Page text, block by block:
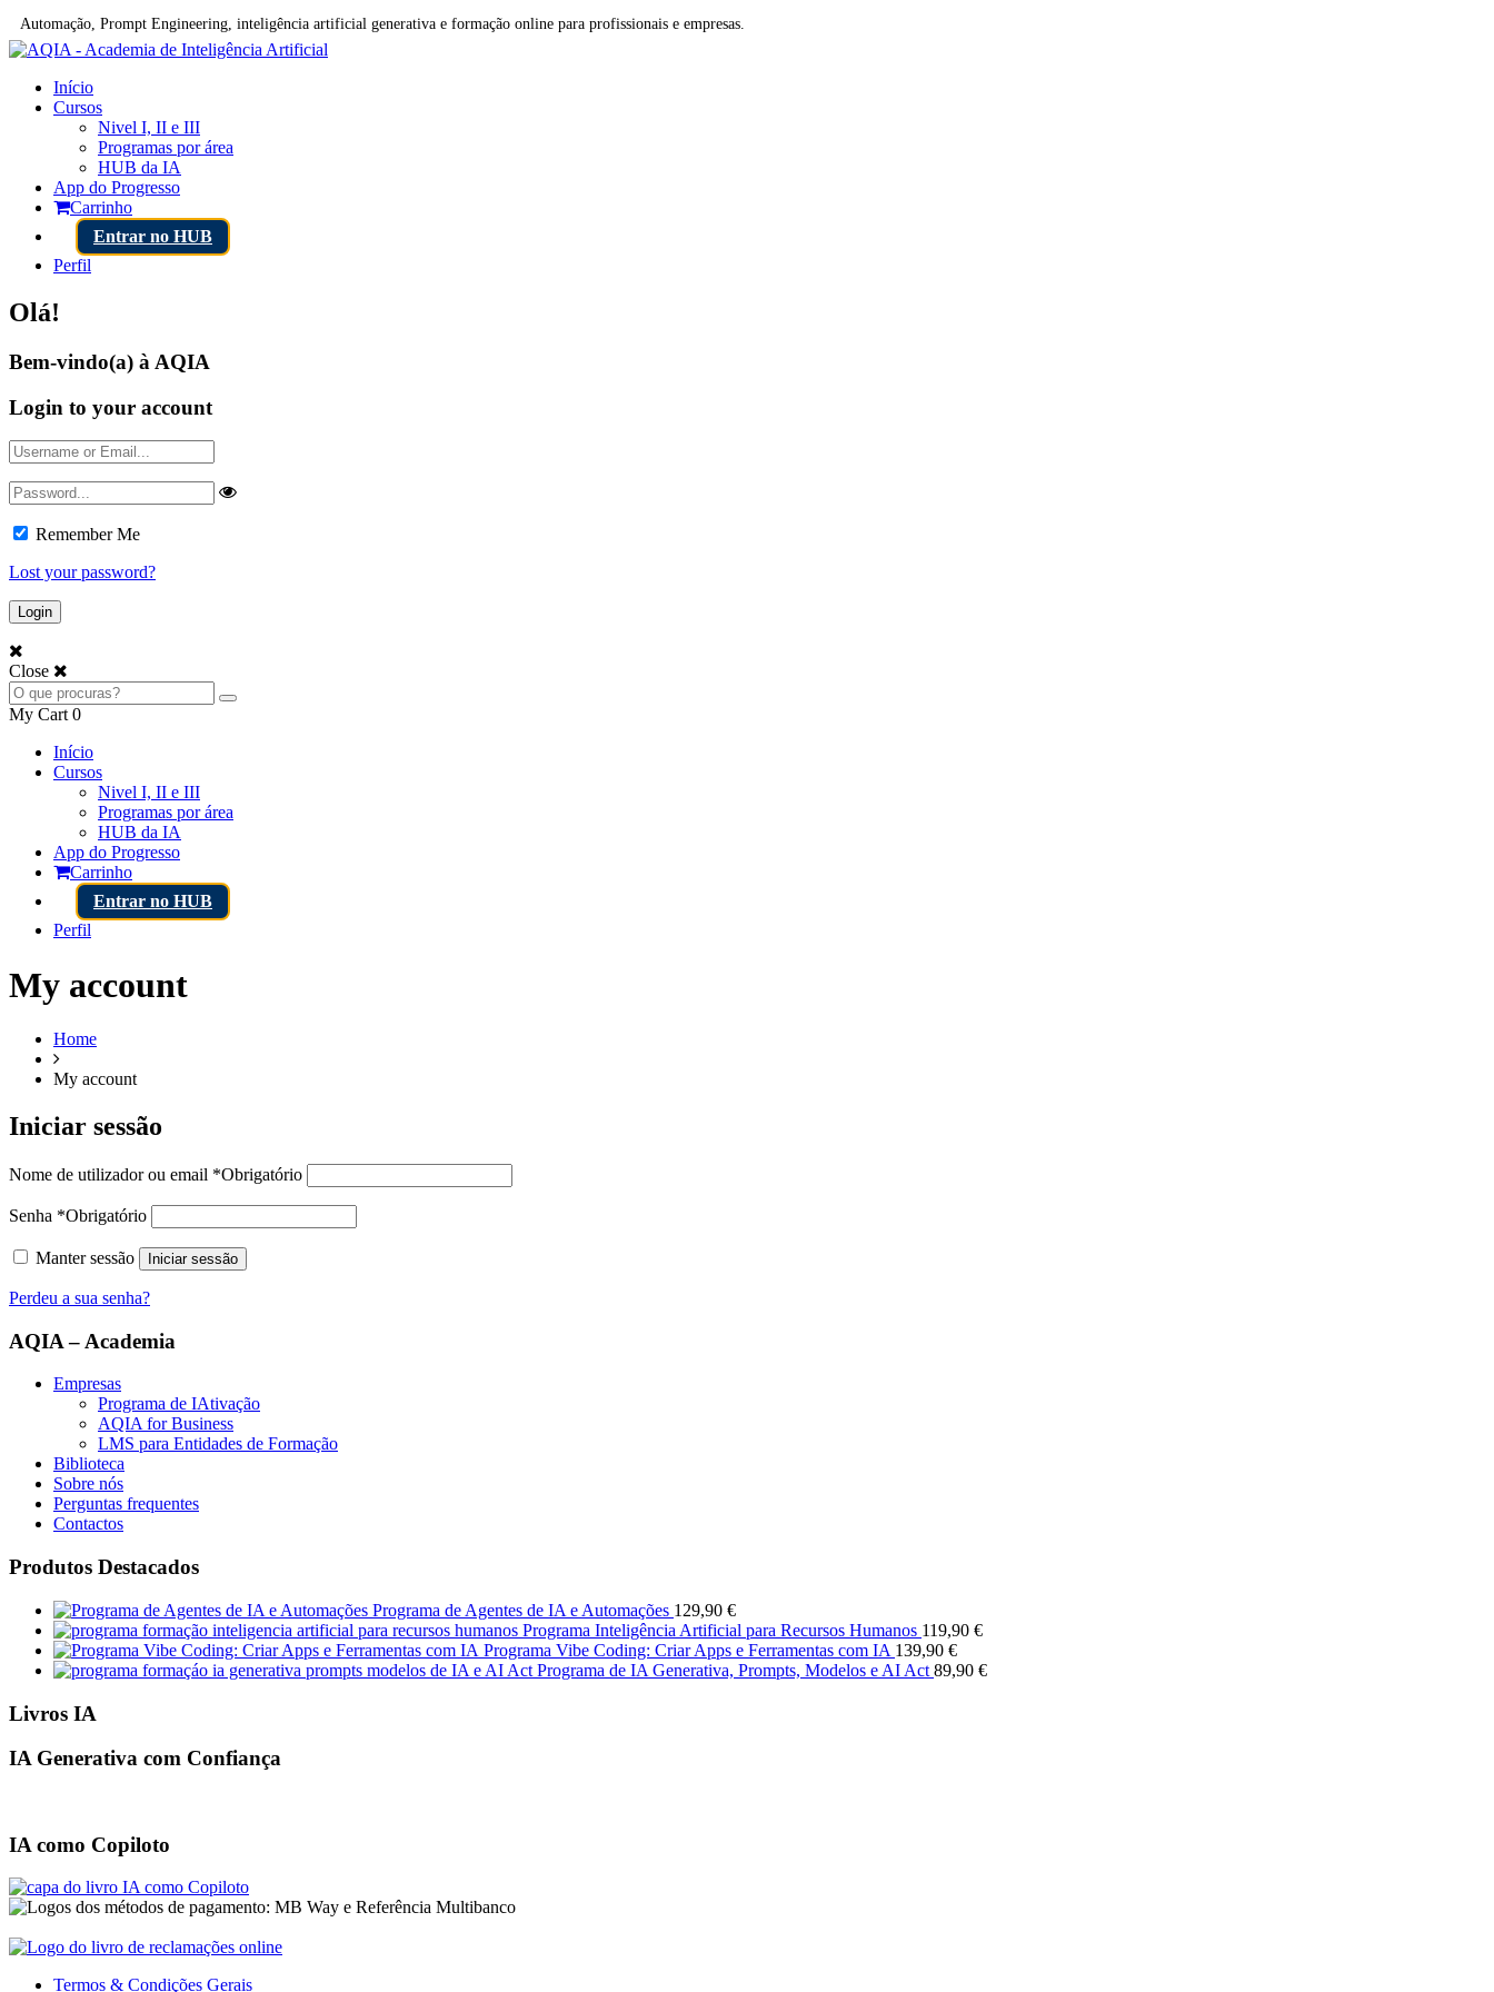
Automação, Prompt Engineering, inteligência artificial generativa e formação online para profissionais e empresas.
Início
Cursos
Nivel I, II e III
Programas por área
HUB da IA
App do Progresso
Carrinho
Entrar no HUB
Perfil
Olá!
Bem-vindo(a) à AQIA
Login to your account
Remember Me
Lost your password?
Close
My Cart 0
Início
Cursos
Nivel I, II e III
Programas por área
HUB da IA
App do Progresso
Carrinho
Entrar no HUB
Perfil
My account
Home
My account
Iniciar sessão
Nome de utilizador ou email *Obrigatório
Senha *Obrigatório
Manter sessão Iniciar sessão
Perdeu a sua senha?
AQIA – Academia
Empresas
Programa de IAtivação
AQIA for Business
LMS para Entidades de Formação
Biblioteca
Sobre nós
Perguntas frequentes
Contactos
Produtos Destacados
Programa de Agentes de IA e Automações 129,90 €
Programa Inteligência Artificial para Recursos Humanos 119,90 €
Programa Vibe Coding: Criar Apps e Ferramentas com IA 139,90 €
Programa de IA Generativa, Prompts, Modelos e AI Act 89,90 €
Livros IA
IA Generativa com Confiança
IA como Copiloto
Termos & Condições Gerais